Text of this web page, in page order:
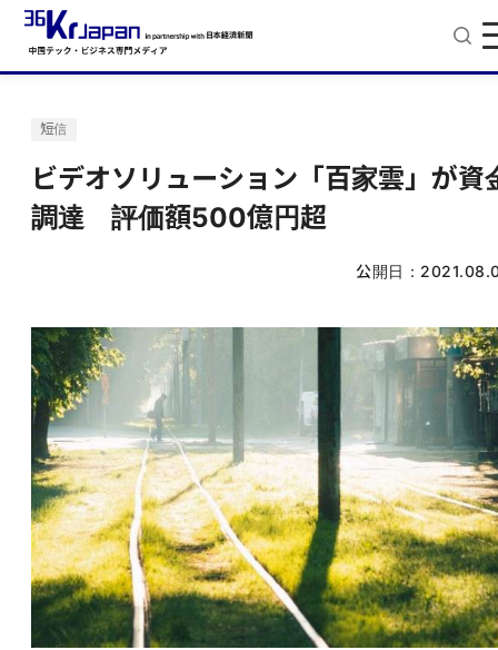
短信
ビデオソリューション「百家雲」が資
調達 評価額500億円超
公開日：